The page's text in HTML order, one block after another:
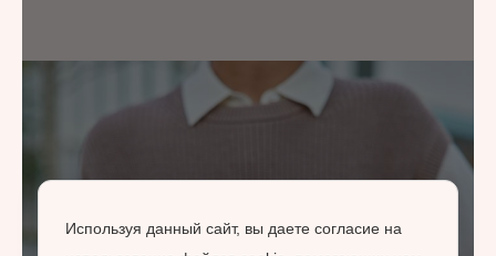
Используя данный сайт, вы даете согласие на